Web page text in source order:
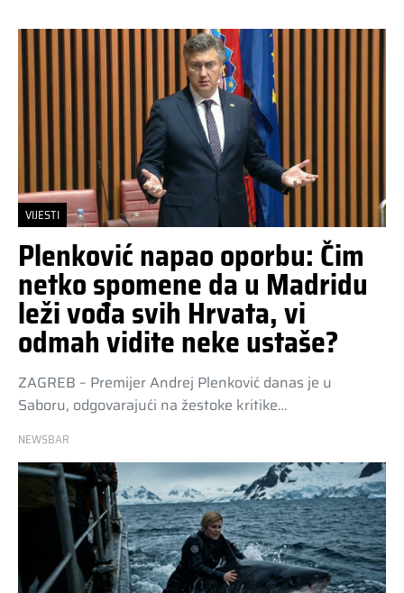
VIJESTI
Plenković napao oporbu: Čim
netko spomene da u Madridu
leži vođa svih Hrvata, vi
odmah vidite neke ustaše?
ZAGREB – Premijer Andrej Plenković danas je u
Saboru, odgovarajući na žestoke kritike…
NEWSBAR